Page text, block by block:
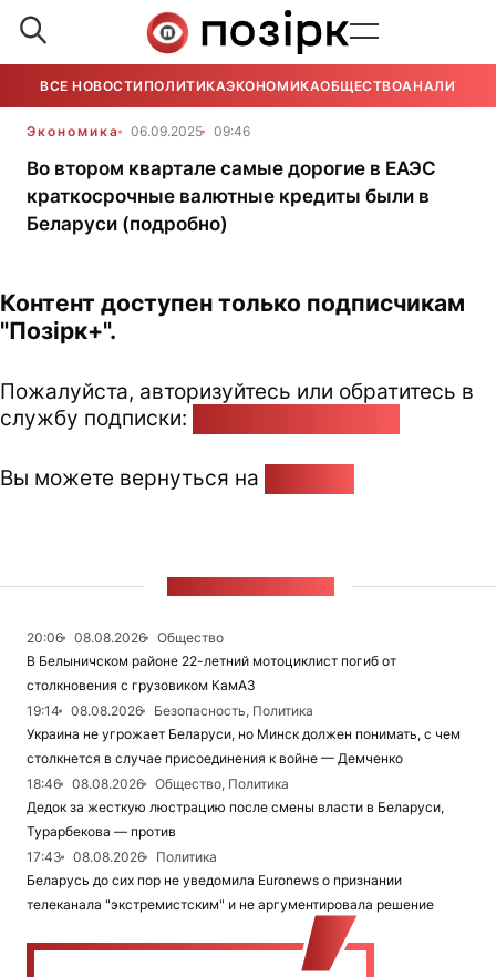
ВСЕ НОВОСТИ ПОЛИТИКАЭКОНОМИКАОБЩЕСТВОАНАЛИТИКА
Экономика 06.09.2025 09:46
Во втором квартале самые дорогие в ЕАЭС
краткосрочные валютные кредиты были в
Беларуси (подробно)
Контент доступен только подписчикам
"Позірк+".
Пожалуйста, авторизуйтесь или обратитесь в
службу подписки:
Вы можете вернуться на
20:06 08.08.2026
Общество
В Белыничском районе 22-летний мотоциклист погиб от
столкновения с грузовиком КамАЗ
19:14
08.08.2026
Безопасность, Политика
Украина не угрожает Беларуси, но Минск должен понимать, с чем
столкнется в случае присоединения к войне — Демченко
18:46
08.08.2026
Общество, Политика
Дедок за жесткую люстрацию после смены власти в Беларуси,
Турарбекова — против
17:43
08.08.2026
Политика
Беларусь до сих пор не уведомила Euronews о признании
телеканала "экстремистским" и не аргументировала решение